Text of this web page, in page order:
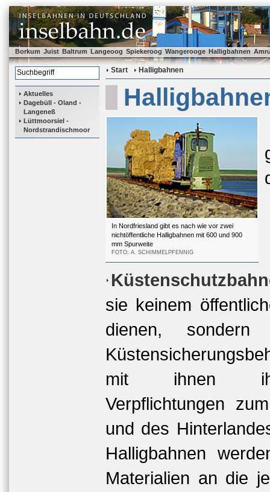
Borkum Juist Baltrum Langeoog Spiekeroog Wangerooge Halligbahnen
Aktuelles
Dagebüll - Oland -
Langeneß
Lüttmoorsiel -
Nordstrandischmoor
Start Halligbahnen
In Nordfriesland gibt es nach wie vor zwei
nichtöffentliche Halligbahnen mit 600 und 900
mm Spurweite
FOTO: A. SCHIMMELPFENNIG
sie keinem
dienen,
mit ihnen
Verpflichtungen
und des
Halligbahnen
Materialien an die